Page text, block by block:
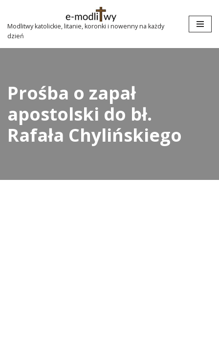
Przejdź
do
treści
Modlitwy katolickie, litanie, koronki i nowenny na każdy
dzień
Prośba o zapał
apostolski do bł.
Rafała Chylińskiego